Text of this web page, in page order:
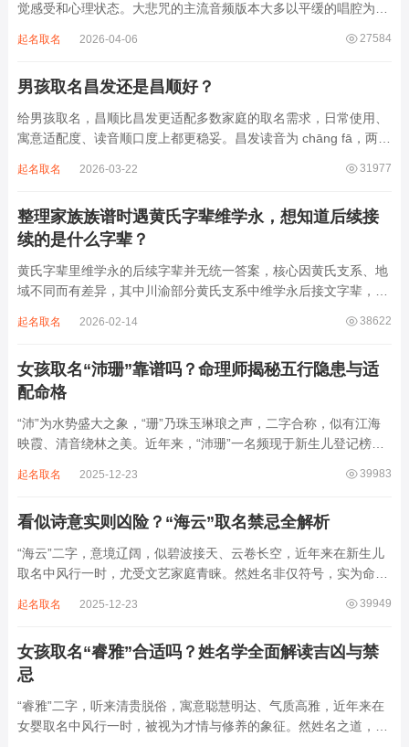
觉感受和心理状态。大悲咒的主流音频版本大多以平缓的唱腔为
急促的鼓点，这类音频本身具备静心的基础特质。睡前思绪繁杂、
27584
起名取名 2026-04-06
男孩取名昌发还是昌顺好？
给男孩取名，昌顺比昌发更适配多数家庭的取名需求，日常使用、
寓意适配度、读音顺口度上都更稳妥。昌发读音为 chāng fā，两个
离叫名字时辨识度不高。昌字本义为兴盛、繁茂，发字核心指向发
31977
起名取名 2026-03-22
整理家族族谱时遇黄氏字辈维学永，想知道后续接
续的是什么字辈？
黄氏字辈里维学永的后续字辈并无统一答案，核心因黄氏支系、地
域不同而有差异，其中川渝部分黄氏支系中维学永后接文字辈，完
某支系的续修字辈，在安岳、岳池一带的黄氏族谱里能明确查到，
38622
起名取名 2026-02-14
女孩取名“沛珊”靠谱吗？命理师揭秘五行隐患与适
配命格
“沛”为水势盛大之象，“珊”乃珠玉琳琅之声，二字合称，似有江海
映霞、清音绕林之美。近年来，“沛珊”一名频现于新生儿登记榜
雅符号，实为命理五行流转之枢纽。一字之选，关乎气场平衡。沛
39983
起名取名 2025-12-23
看似诗意实则凶险？“海云”取名禁忌全解析
“海云”二字，意境辽阔，似碧波接天、云卷长空，近年来在新生儿
取名中风行一时，尤受文艺家庭青睐。然姓名非仅符号，实为命局
滔天，木浮无根，阴气过重，易致意志不坚、事业漂泊、健康受
39949
起名取名 2025-12-23
女孩取名“睿雅”合适吗？姓名学全面解读吉凶与禁
忌
“睿雅”二字，听来清贵脱俗，寓意聪慧明达、气质高雅，近年来在
女婴取名中风行一时，被视为才情与修养的象征。然姓名之道，贵